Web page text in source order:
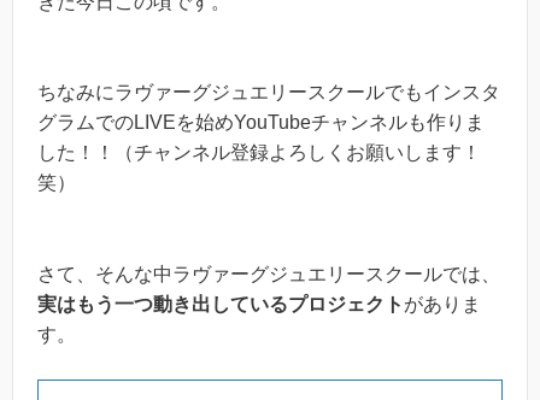
ちなみにラヴァーグジュエリースクールでもインスタ
グラムでのLIVEを始めYouTubeチャンネルも作りま
した！！（チャンネル登録よろしくお願いします！
笑）
さて、そんな中ラヴァーグジュエリースクールでは、
実はもう一つ動き出しているプロジェクト がありま
す。